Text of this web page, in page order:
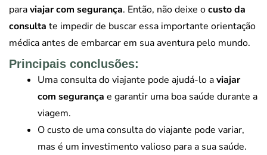
paraviajar com segurança. Então, não deixe ocusto da
consulta te impedir de buscar essa importante orientação
médica antes de embarcar em sua aventura pelo mundo.
Principais conclusões:
Uma consulta do viajante pode ajudá-lo aviajar
com segurança e garantir uma boa saúde durante a
viagem.
O custo de uma consulta do viajante pode variar,
mas é um investimento valioso para a sua saúde.